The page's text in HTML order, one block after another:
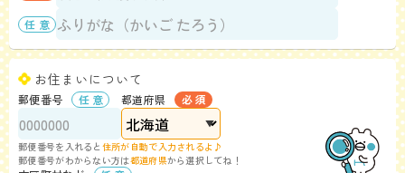
お住まいについて
郵便番号 都道府県
郵便番号を入れると 住所が自動で入力されるよ♪
郵便番号がわからない方は都道府県から選択してね！